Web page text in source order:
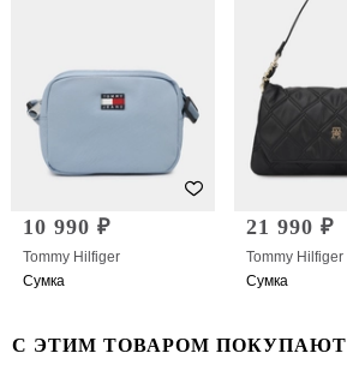
10 990 ₽
Tommy Hilfiger
Сумка
21 990 ₽
Tommy Hilfiger
Сумка
С ЭТИМ ТОВАРОМ ПОКУПАЮТ